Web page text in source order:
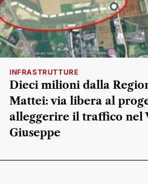
INFRASTRUTTURE
Dieci milioni dalla
Mattei: via libera al
alleggerire il traffico nel
Giuseppe